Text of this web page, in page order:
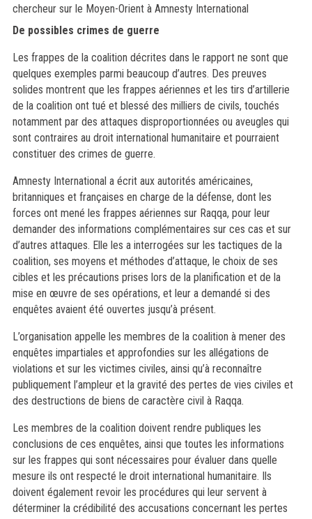
chercheur sur le Moyen-Orient à Amnesty International
De possibles crimes de guerre
Les frappes de la coalition décrites dans le rapport ne sont que
quelques exemples parmi beaucoup d’autres. Des preuves
solides montrent que les frappes aériennes et les tirs d’artillerie
de la coalition ont tué et blessé des milliers de civils, touchés
notamment par des attaques disproportionnées ou aveugles qui
sont contraires au droit international humanitaire et pourraient
constituer des crimes de guerre.
Amnesty International a écrit aux autorités américaines,
britanniques et françaises en charge de la défense, dont les
forces ont mené les frappes aériennes sur Raqqa, pour leur
demander des informations complémentaires sur ces cas et sur
d’autres attaques. Elle les a interrogées sur les tactiques de la
coalition, ses moyens et méthodes d’attaque, le choix de ses
cibles et les précautions prises lors de la planification et de la
mise en œuvre de ses opérations, et leur a demandé si des
enquêtes avaient été ouvertes jusqu’à présent.
L’organisation appelle les membres de la coalition à mener des
enquêtes impartiales et approfondies sur les allégations de
violations et sur les victimes civiles, ainsi qu’à reconnaître
publiquement l’ampleur et la gravité des pertes de vies civiles et
des destructions de biens de caractère civil à Raqqa.
Les membres de la coalition doivent rendre publiques les
conclusions de ces enquêtes, ainsi que toutes les informations
sur les frappes qui sont nécessaires pour évaluer dans quelle
mesure ils ont respecté le droit international humanitaire. Ils
doivent également revoir les procédures qui leur servent à
déterminer la crédibilité des accusations concernant les pertes